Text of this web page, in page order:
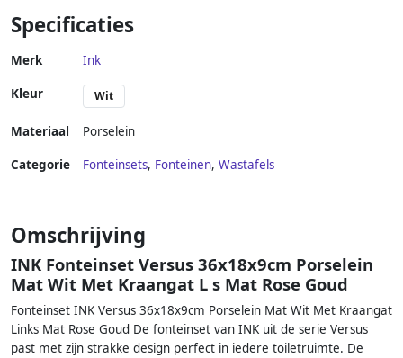
Specificaties
Merk Ink
Kleur Wit
Materiaal Porselein
Categorie Fonteinsets, Fonteinen, Wastafels
Omschrijving
INK Fonteinset Versus 36x18x9cm Porselein
Mat Wit Met Kraangat L s Mat Rose Goud
Fonteinset INK Versus 36x18x9cm Porselein Mat Wit Met Kraangat
Links Mat Rose Goud De fonteinset van INK uit de serie Versus
past met zijn strakke design perfect in iedere toiletruimte. De